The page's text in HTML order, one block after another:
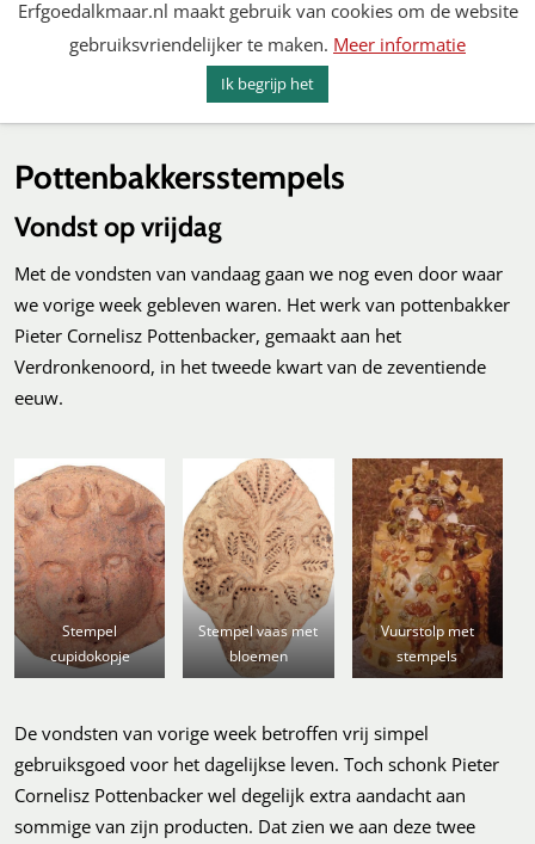
Spring
Erfgoedalkmaar.nl maakt gebruik van cookies om de website
gebruiksvriendelijker te maken. Meer informatie
Ik begrijp het
Pottenbakkersstempels
Vondst op vrijdag
Met de vondsten van vandaag gaan we nog even door waar
we vorige week gebleven waren. Het werk van pottenbakker
Pieter Cornelisz Pottenbacker, gemaakt aan het
Verdronkenoord, in het tweede kwart van de zeventiende
eeuw.
Stempel
cupidokopje
Stempel vaas met
bloemen
Vuurstolp met
stempels
De vondsten van vorige week betroffen vrij simpel
gebruiksgoed voor het dagelijkse leven. Toch schonk Pieter
Cornelisz Pottenbacker wel degelijk extra aandacht aan
sommige van zijn producten. Dat zien we aan deze twee